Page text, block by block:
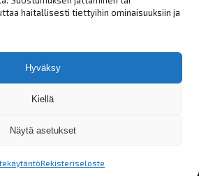
haitallisesti tiettyihin ominaisuuksiin ja
Hyväksy
Kiellä
Näytä asetukset
Rekisteriseloste